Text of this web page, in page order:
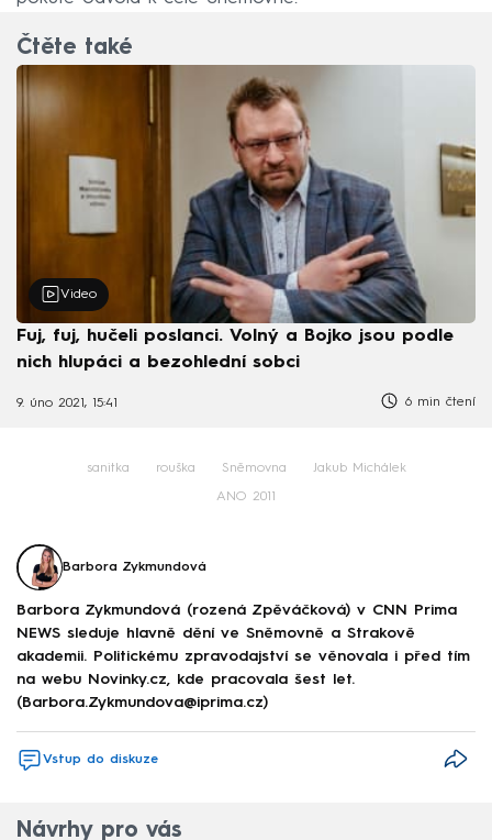
Čtěte také
Video
Fuj, fuj, hučeli poslanci. Volný a Bojko jsou podle
nich hlupáci a bezohlední sobci
9. úno 2021, 15:41 6 min čtení
sanitka rouška Sněmovna Jakub Michálek
ANO 2011
Barbora Zykmundová
Barbora Zykmundová (rozená Zpěváčková) v CNN Prima
NEWS sleduje hlavně dění ve Sněmovně a Strakově
akademii. Politickému zpravodajství se věnovala i před tím
na webu Novinky.cz, kde pracovala šest let.
(Barbora.Zykmundova@iprima.cz)
Vstup do diskuze
Návrhy pro vás